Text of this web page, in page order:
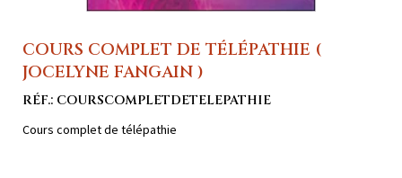
COURS COMPLET DE TÉLÉPATHIE (
JOCELYNE FANGAIN )
RÉF.: COURSCOMPLETDETELEPATHIE
Cours complet de télépathie